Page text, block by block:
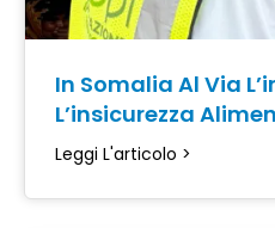
In Somalia Al Via
L’insicurezza
Leggi L'articolo >